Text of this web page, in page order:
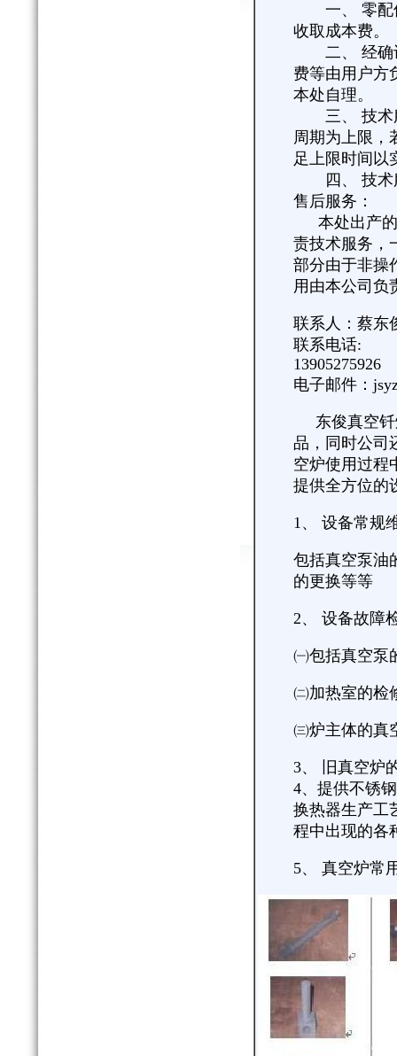
一、 零配件
收取成本费。
二、 经确认
费等由用户方
本处自理。
三、 技术服
周期为上限，
足上限时间以
四、 技术服
售后服务：
本处出产的
责技术服务，
部分由于非操
用由本公司负
联系人：蔡东
联系电话:
13905275926
电子邮件：
东俊真空钎
品，同时公司
空炉使用过程
提供全方位的
1、 设备常规
包括真空泵油
的更换等等
2、 设备故障
㈠包括真空泵
㈡加热室的检
㈢炉主体的真
3、 旧真空炉
4、提供不锈
换热器生产工
程中出现的各
5、 真空炉常